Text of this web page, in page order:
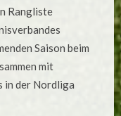
Rangliste
Saison beim
mit
in der Nordliga